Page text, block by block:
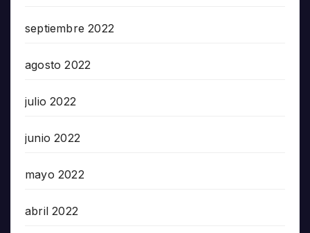
septiembre 2022
agosto 2022
julio 2022
junio 2022
mayo 2022
abril 2022